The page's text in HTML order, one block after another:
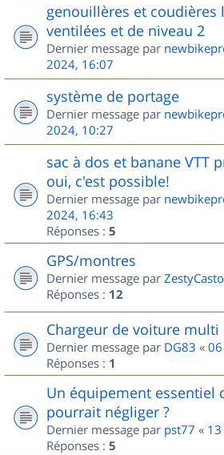
genouillères et coudières
ventilées et de niveau 2
Dernier message par
2024, 16:07
système de portage
Dernier message par
2024, 10:27
sac à dos et banane VTT
oui, c'est possible!
Dernier message par
2024, 16:43
Réponses : 5
GPS/montres
Dernier message par
Réponses : 12
Chargeur de voiture multi
Dernier message par DG83 «
Réponses : 1
Un équipement essentiel
pourrait négliger ?
Dernier message par pst77 «
Réponses : 5